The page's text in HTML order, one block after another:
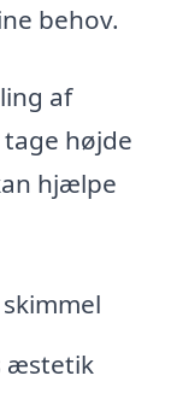
behov.
af
højde
hjælpe
æstetik